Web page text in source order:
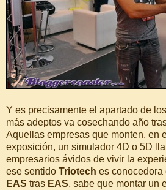
Y es precisamente el apartado de
más adeptos va cosechando año
Aquellas empresas que monten, en
exposición, un simulador 4D o 5D
empresarios ávidos de vivir la
ese sentido Triotech es conocedora
EAS tras EAS, sabe que montar un